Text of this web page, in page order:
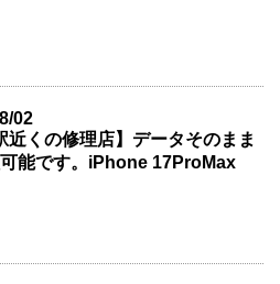
02
近くの修理店】データそのまま
能です。iPhone 17ProMax